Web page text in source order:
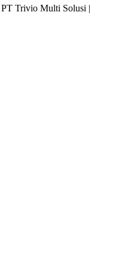
Trivio Multi Solusi |